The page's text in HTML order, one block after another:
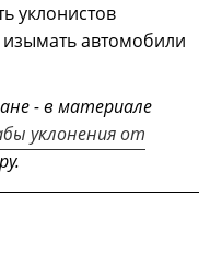
уклонистов
автомобили
- в материале
уклонения от